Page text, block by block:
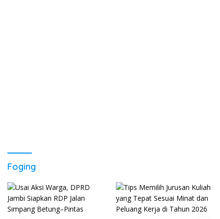
Foging